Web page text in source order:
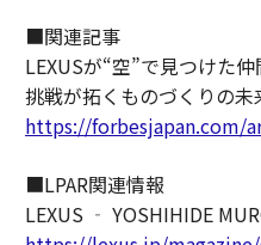
■関連記事
LEXUSが“空”で見つけた
挑戦が拓くものづくりの未
https://forbesjapan.com/
■LPAR関連情報
LEXUS ‐ YOSHIHIDE